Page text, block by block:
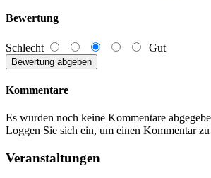
Bewertung
Schlecht Gut
Kommentare
Es wurden noch keine Kommentare
Loggen Sie sich ein, um einen Kommentar zu
Veranstaltungen